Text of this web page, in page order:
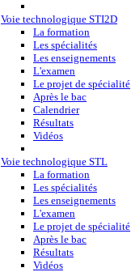
Voie technologique STI2D
La formation
Les spécialités
Les enseignements
L'examen
Le projet de spécialité
Après le bac
Calendrier
Résultats
Vidéos
Voie technologique STL
La formation
Les spécialités
Les enseignements
L'examen
Le projet de spécialité
Après le bac
Résultats
Vidéos